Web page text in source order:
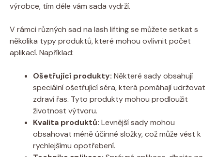
výrobce, tím déle vám sada vydrží.
V rámci různých sad na lash lifting se můžete setkat s
několika typy produktů, které mohou ovlivnit počet
aplikací. Například:
Ošetřující produkty: Některé sady obsahují
speciální ošetřující séra, která pomáhají udržovat
zdraví řas. Tyto produkty mohou prodloužit
životnost výtvoru.
Kvalita produktů: Levnější sady mohou
obsahovat méně účinné složky, což může vést k
rychlejšímu opotřebení.